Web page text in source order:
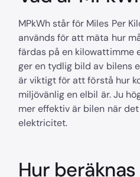
MPkWh står för Miles Per
används för att mäta hur
färdas på en kilowattimme
ger en tydlig bild av bilens
är viktigt för att förstå hur
miljövänlig en elbil är. Ju
mer effektiv är bilen när
elektricitet.
Hur